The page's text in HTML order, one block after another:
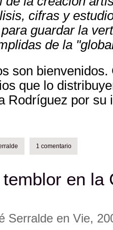
cifras y
guardar la
de la
son
que lo
Rodríguez por su
copyright" de joost smiers.
1 comentario
en la
Serralde en Vie,